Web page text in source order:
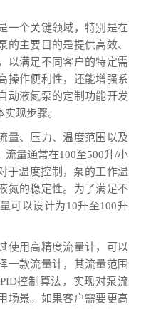
个关键领域，特别是在
的主要目的是提供高效、
以满足不同客户的特定需
操作便利性，还能增强系
动液氮泵的定制功能开发
现步骤。
、压力、温度范围以及
流量通常在100至500升/小
于温度控制，泵的工作温
氮的稳定性。为了满足不
可以设计为10升至100升
用高精度流量计，可以
一款流量计，其流量范围
控制算法，实现对泵流
场景。如果客户需要更高